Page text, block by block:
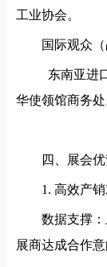
工业协会。
国际观众
东南亚进
华使领馆商务
四、展会
1. 高效产
数据支撑
展商达成合作